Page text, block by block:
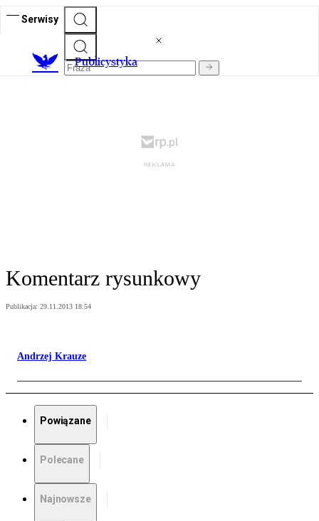
Serwisy
Publicystyka
Komentarz rysunkowy
Publikacja: 29.11.2013 18:54
Andrzej Krauze
Powiązane
Polecane
Najnowsze